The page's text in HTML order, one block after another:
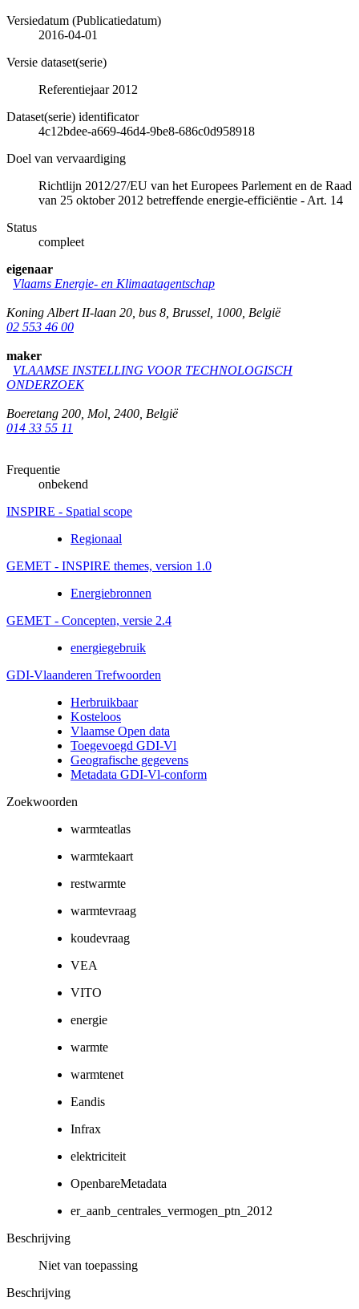
Versiedatum (Publicatiedatum)
2016-04-01
Versie dataset(serie)
Referentiejaar 2012
Dataset(serie) identificator
4c12bdee-a669-46d4-9be8-686c0d958918
Doel van vervaardiging
Richtlijn 2012/27/EU van het Europees Parlement en de Raad
van 25 oktober 2012 betreffende energie-efficiëntie - Art. 14
Status
compleet
eigenaar
Vlaams Energie- en Klimaatagentschap
Koning Albert II-laan 20, bus 8 Brussel 1000 België
02 553 46 00
maker
VLAAMSE INSTELLING VOOR TECHNOLOGISCH
ONDERZOEK
Boeretang 200 Mol 2400 België
014 33 55 11
Frequentie
onbekend
INSPIRE - Spatial scope
Regionaal
GEMET - INSPIRE themes, version 1.0
Energiebronnen
GEMET - Concepten, versie 2.4
energiegebruik
GDI-Vlaanderen Trefwoorden
Herbruikbaar
Kosteloos
Vlaamse Open data
Toegevoegd GDI-Vl
Geografische gegevens
Metadata GDI-Vl-conform
Zoekwoorden
warmteatlas
warmtekaart
restwarmte
warmtevraag
koudevraag
VEA
VITO
energie
warmte
warmtenet
Eandis
Infrax
elektriciteit
OpenbareMetadata
er_aanb_centrales_vermogen_ptn_2012
Beschrijving
Niet van toepassing
Beschrijving